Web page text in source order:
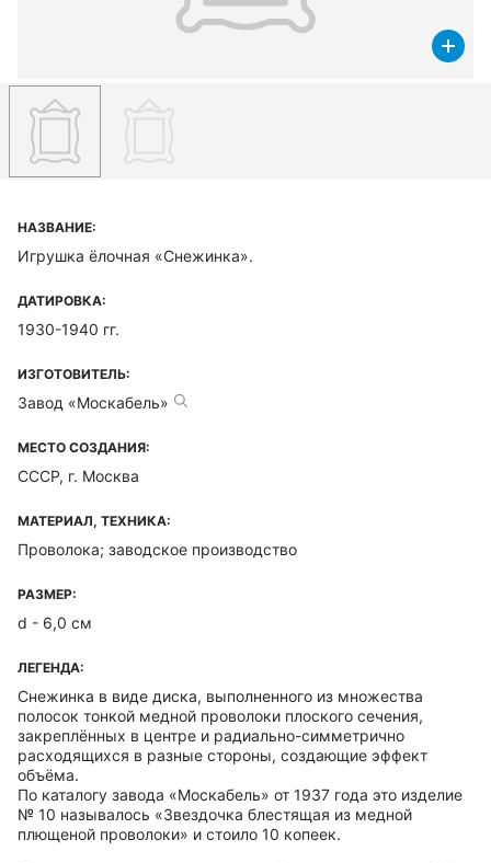
НАЗВАНИЕ:
Игрушка ёлочная «Снежинка».
ДАТИРОВКА:
1930-1940 гг.
ИЗГОТОВИТЕЛЬ:
Завод «Москабель»
МЕСТО СОЗДАНИЯ:
СССР, г. Москва
МАТЕРИАЛ, ТЕХНИКА:
Проволока; заводское производство
РАЗМЕР:
d - 6,0 см
ЛЕГЕНДА:
Снежинка в виде диска, выполненного из множества
полосок тонкой медной проволоки плоского сечения,
закреплённых в центре и радиально-симметрично
расходящихся в разные стороны, создающие эффект
объёма.
По каталогу завода «Москабель» от 1937 года это изделие
№ 10 называлось «Звездочка блестящая из медной
плющеной проволоки» и стоило 10 копеек.